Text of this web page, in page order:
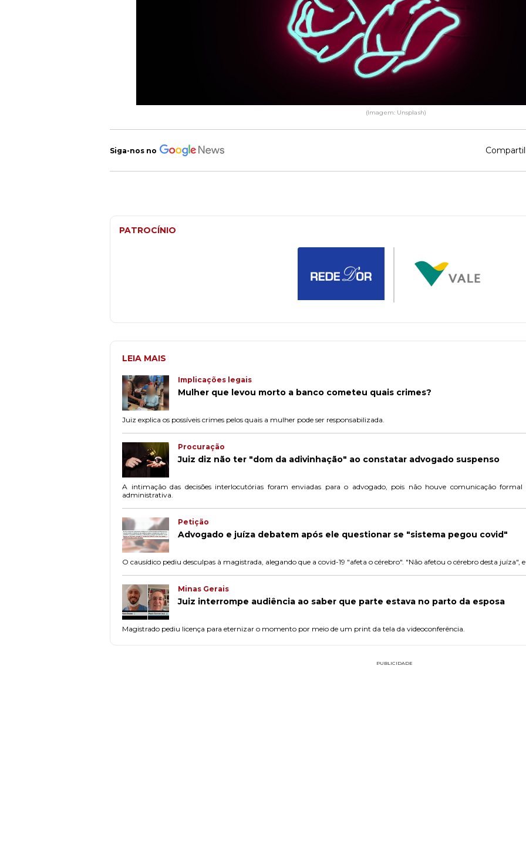
(Imagem: Unsplash)
Siga-nos no
PATROCÍNIO
LEIA MAIS
Implicações legais
Mulher que levou morto a banco cometeu quais crimes?
Juiz explica os possíveis crimes pelos quais a mulher pode ser responsabilizada.
Procuração
Juiz diz não ter "dom da adivinhação" ao constatar advogado suspenso
A intimação das decisões interlocutórias foram enviadas para o advogado, pois não houve comunicação formal
administrativa.
Petição
Advogado e juíza debatem após ele questionar se "sistema pegou covid"
O causídico pediu desculpas à magistrada, alegando que a covid-19 "afeta o cérebro". "Não afetou o cérebro desta juíza",
Minas Gerais
Juiz interrompe audiência ao saber que parte estava no parto da esposa
Magistrado pediu licença para eternizar o momento por meio de um print da tela da videoconferência.
PUBLICIDADE